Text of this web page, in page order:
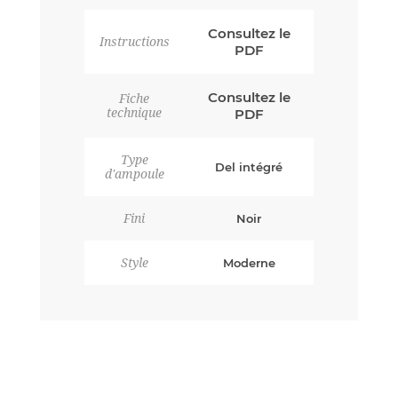
Instructions
Consultez le
PDF
Fiche
technique
Consultez le
PDF
Type
d'ampoule
Del intégré
Fini Noir
Style Moderne